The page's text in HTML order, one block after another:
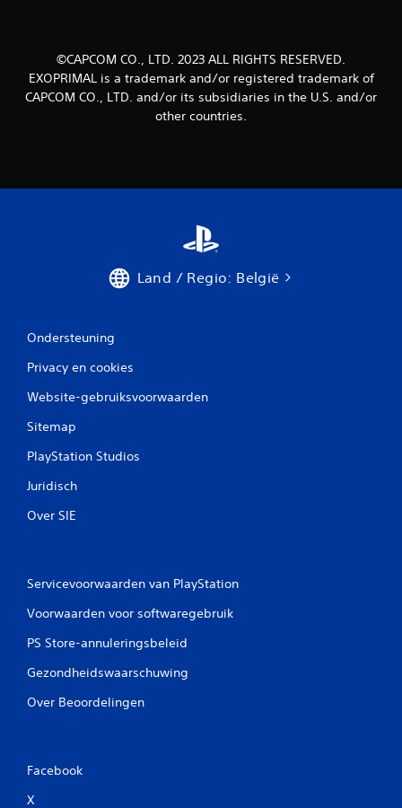
©CAPCOM CO., LTD. 2023 ALL RIGHTS RESERVED.
EXOPRIMAL is a trademark and/or registered trademark of
CAPCOM CO., LTD. and/or its subsidiaries in the U.S. and/or
other countries.
Land / Regio: België
Ondersteuning
Privacy en cookies
Website-gebruiksvoorwaarden
Sitemap
PlayStation Studios
Juridisch
Over SIE
Servicevoorwaarden van PlayStation
Voorwaarden voor softwaregebruik
PS Store-annuleringsbeleid
Gezondheidswaarschuwing
Over Beoordelingen
Facebook
X